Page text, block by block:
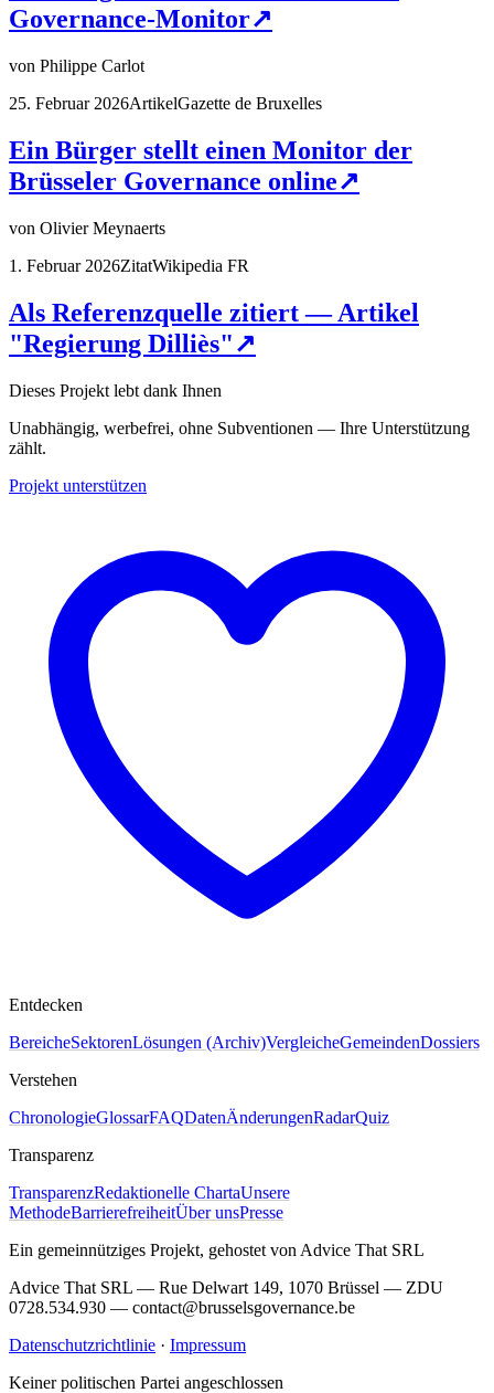
Governance-Monitor↗
von Philippe Carlot
25. Februar 2026ArtikelGazette de Bruxelles
Ein Bürger stellt einen Monitor der
Brüsseler Governance online↗
von Olivier Meynaerts
1. Februar 2026ZitatWikipedia FR
Als Referenzquelle zitiert — Artikel
"Regierung Dilliès"↗
Dieses Projekt lebt dank Ihnen
Unabhängig, werbefrei, ohne Subventionen — Ihre Unterstützung
zählt.
Projekt unterstützen
Entdecken
BereicheSektorenLösungen (Archiv)VergleicheGemeindenDossiers
Verstehen
ChronologieGlossarFAQDatenÄnderungenRadarQuiz
Transparenz
TransparenzRedaktionelle ChartaUnsere
MethodeBarrierefreiheitÜber unsPresse
Ein gemeinnütziges Projekt, gehostet von Advice That SRL
Advice That SRL — Rue Delwart 149, 1070 Brüssel — ZDU
0728.534.930 — contact@brusselsgovernance.be
Datenschutzrichtlinie · Impressum
Keiner politischen Partei angeschlossen